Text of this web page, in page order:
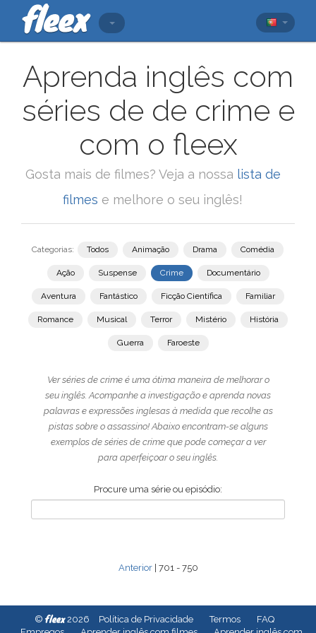
Aprenda inglês com
séries de de crime e
com o fleex
Gosta mais de filmes? Veja a nossa lista de
filmes e melhore o seu inglês!
Categorias: Todos Animação Drama Comédia
Ação Suspense Crime Documentário
Aventura Fantástico Ficção Científica Familiar
Romance Musical Terror Mistério História
Guerra Faroeste
Ver séries de crime é uma ótima maneira de melhorar o
seu inglês. Acompanhe a investigação e aprenda novas
palavras e expressões inglesas à medida que recolhe as
pistas sobre o assassino! Abaixo encontram-se alguns
exemplos de séries de crime que pode começar a ver
para aperfeiçoar o seu inglês.
Procure uma série ou episódio:
Anterior| 701 - 750
© fleex2026 Política de Privacidade Termos
FAQ